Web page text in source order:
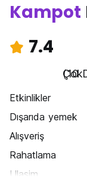
Kampot
7.4
Çok
(10
Etkinlikler
Dışarıda yemek
Alışveriş
Rahatlama
Ulasim